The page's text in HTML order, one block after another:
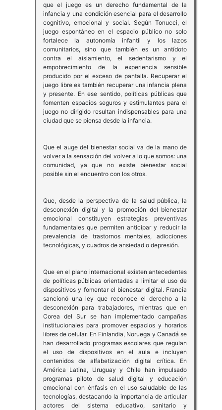
que el juego es un derecho fundamental de la
infancia y una condición esencial para el desarrollo
cognitivo, emocional y social. Según Tonucci, el
juego espontáneo en el espacio público no solo
fortalece la autonomía infantil y los lazos
comunitarios, sino que también es un antídoto
contra el aislamiento, el sedentarismo y el
empobrecimiento de la experiencia sensible
producido por el exceso de pantalla. Recuperar el
juego libre es también recuperar una infancia plena
y presente. En ese sentido, políticas públicas que
fomenten espacios seguros y estimulantes para el
juego no dirigido resultan indispensables para una
ciudad que se piensa desde la infancia.
Que el auge del bienestar social va de la mano de
volver a la sensación del volver a lo que somos: una
comunidad, ya que no existe bienestar social
posible sin el encuentro con los otros.
Que, desde la perspectiva de la salud pública, la
desconexión digital y la promoción del bienestar
emocional constituyen estrategias preventivas
fundamentales que permiten anticipar y reducir la
prevalencia de trastornos mentales, adicciones
tecnológicas, y cuadros de ansiedad o depresión.
Que en el plano internacional existen antecedentes
de políticas públicas orientadas a limitar el uso de
dispositivos y fomentar el bienestar digital. Francia
sancionó una ley que reconoce el derecho a la
desconexión para trabajadores, mientras que en
Corea del Sur se han implementado campañas
institucionales para promover espacios y horarios
libres de celular. En Finlandia, Noruega y Canadá se
han desarrollado programas escolares que regulan
el uso de dispositivos en el aula e incluyen
contenidos de alfabetización digital crítica. En
América Latina, Uruguay y Chile han impulsado
programas piloto de salud digital y educación
emocional con énfasis en el uso saludable de las
tecnologías, destacando la importancia de articular
actores del sistema educativo, sanitario y